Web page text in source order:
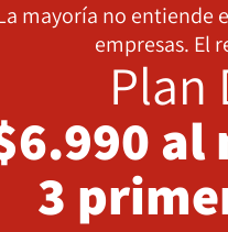
mayoría no entiende
empresas. El
Plan
al
3